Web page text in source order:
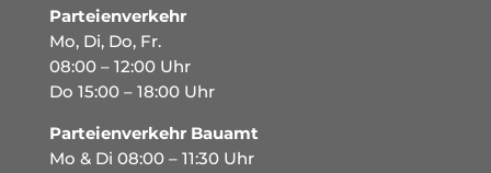
Parteienverkehr
Mo, Di, Do, Fr.
08:00 – 12:00 Uhr
Do 15:00 – 18:00 Uhr
Parteienverkehr Bauamt
Mo & Di 08:00 – 11:30 Uhr